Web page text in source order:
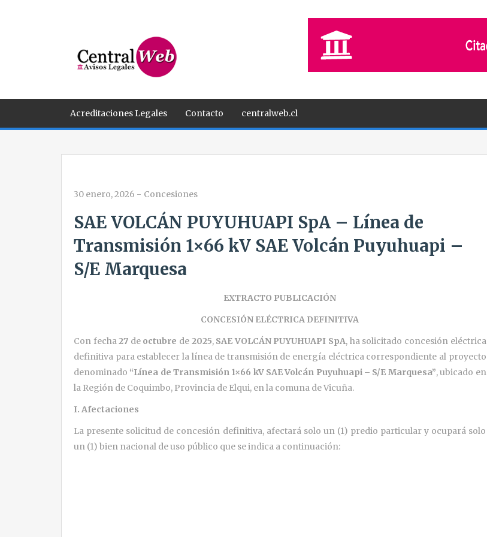
Acreditaciones Legales Contacto centralweb.cl
30 enero, 2026 - Concesiones
SAE VOLCÁN PUYUHUAPI SpA – Línea de
Transmisión 1×66 kV SAE Volcán Puyuhuapi –
S/E Marquesa
EXTRACTO PUBLICACIÓN
CONCESIÓN ELÉCTRICA DEFINITIVA
Con fecha27 de octubre de 2025, SAE VOLCÁN PUYUHUAPI SpA, ha solicitado concesión eléctrica
definitiva para establecer la línea de transmisión de energía eléctrica correspondiente al proyecto
denominado “Línea de Transmisión 1×66 kV SAE Volcán Puyuhuapi – S/E Marquesa”, ubicado en
la Región de Coquimbo, Provincia de Elqui, en la comuna de Vicuña.
I. Afectaciones
La presente solicitud de concesión definitiva, afectará solo un (1) predio particular y ocupará solo
un (1) bien nacional de uso público que se indica a continuación: